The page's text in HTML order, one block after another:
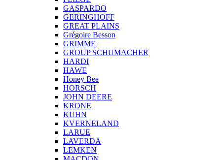
GASPARDO
GERINGHOFF
GREAT PLAINS
Grégoire Besson
GRIMME
GROUP SCHUMACHER
HARDI
HAWE
Honey Bee
HORSCH
JOHN DEERE
KRONE
KUHN
KVERNELAND
LARUE
LAVERDA
LEMKEN